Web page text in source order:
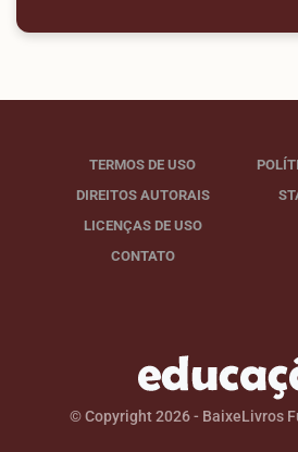
TERMOS DE USO
DIREITOS AUTORAIS
LICENÇAS DE USO
CONTATO
© Copyright 2026 - BaixeLivros